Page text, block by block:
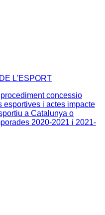
L'ESPORT
concessio
esportives i actes impacte
a Catalunya o
2020-2021 i 2021-